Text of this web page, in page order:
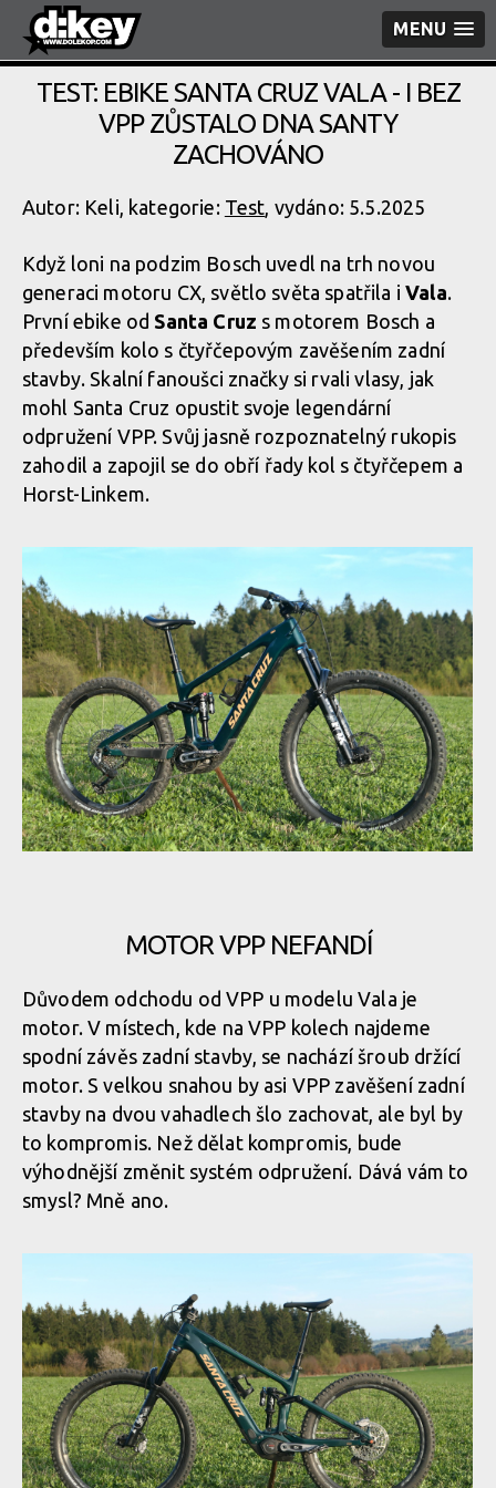
MENU
TEST: EBIKE SANTA CRUZ VALA - I BEZ
VPP ZŮSTALO DNA SANTY
ZACHOVÁNO
Autor: Keli, kategorie: Test, vydáno: 5.5.2025
Když loni na podzim Bosch uvedl na trh novou
generaci motoru CX, světlo světa spatřila iVala.
První ebike od Santa Cruz s motorem Bosch a
především kolo s čtyřčepovým zavěšením zadní
stavby. Skalní fanoušci značky si rvali vlasy, jak
mohl Santa Cruz opustit svoje legendární
odpružení VPP. Svůj jasně rozpoznatelný rukopis
zahodil a zapojil se do obří řady kol s čtyřčepem a
Horst-Linkem.
Santa Cruz Vala C GX AXS
Santa Cruz Vala C GX AXS
Santa Cruz Vala C GX AXS
Santa Cruz Vala C GX AXS
Santa Cruz Vala C GX AXS
Santa Cruz Vala C GX AXS
MOTOR VPP NEFANDÍ
Důvodem odchodu od VPP u modelu Vala je
motor. V místech, kde na VPP kolech najdeme
spodní závěs zadní stavby, se nachází šroub držící
motor. S velkou snahou by asi VPP zavěšení zadní
stavby na dvou vahadlech šlo zachovat, ale byl by
to kompromis. Než dělat kompromis, bude
výhodnější změnit systém odpružení. Dává vám to
smysl? Mně ano.